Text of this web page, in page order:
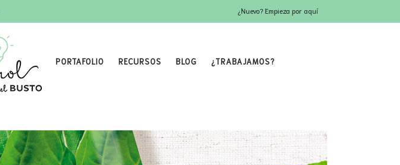
¿Nuevo? Empieza por aquí
PORTAFOLIO RECURSOS BLOG ¿TRABAJAMOS?